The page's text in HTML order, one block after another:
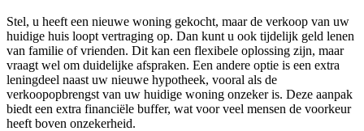
Stel, u heeft een nieuwe woning gekocht, maar de verkoop van uw
huidige huis loopt vertraging op. Dan kunt u ook tijdelijk geld lenen
van familie of vrienden. Dit kan een flexibele oplossing zijn, maar
vraagt wel om duidelijke afspraken. Een andere optie is een extra
leningdeel naast uw nieuwe hypotheek, vooral als de
verkoopopbrengst van uw huidige woning onzeker is. Deze aanpak
biedt een extra financiële buffer, wat voor veel mensen de voorkeur
heeft boven onzekerheid.